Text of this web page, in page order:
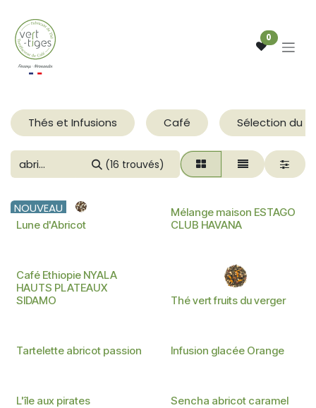
0
Thés et Infusions Café Sélection du
(16 trouvés)
NOUVEAU
Lune d'Abricot
Mélange maison ESTAGO
CLUB HAVANA
Café Ethiopie NYALA
HAUTS PLATEAUX
SIDAMO
Thé vert fruits du verger
Tartelette abricot passion Existe en infusettes
Infusion glacée Orange
Existe en infusettes
L'île aux pirates Existe en infusettes
Sencha abricot caramel